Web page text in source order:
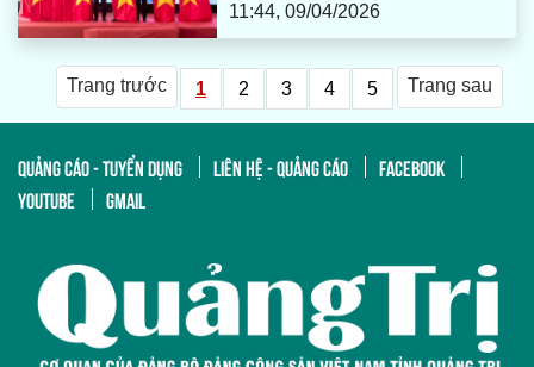
11:44, 09/04/2026
Trang trước 1 2 3 4 5 Trang sau
QUẢNG CÁO - TUYỂN DỤNG LIÊN HỆ - QUẢNG CÁO
FACEBOOK
YOUTUBE
GMAIL